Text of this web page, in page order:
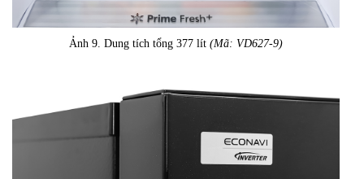
Ảnh 9. Dung tích tổng 377 lít (Mã: VD627-9)